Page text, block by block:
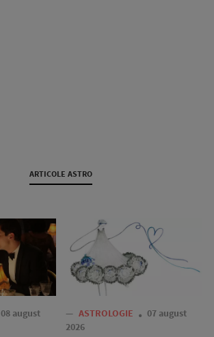
ARTICOLE ASTRO
08 august
— ASTROLOGIE
07 august
2026